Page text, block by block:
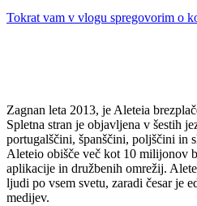
Tokrat vam v vlogu spregovorim o
Zagnan leta 2013, je Aleteia
Spletna stran je objavljena v šestih
portugalščini, španščini, poljščini in
Aleteio obišče več kot 10 milijonov
aplikacije in družbenih omrežij.
ljudi po vsem svetu, zaradi česar je
medijev.